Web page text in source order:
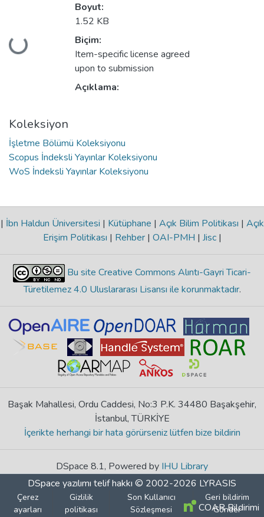
Boyut:
1.52 KB
Biçim:
Item-specific license agreed
upon to submission
Açıklama:
Koleksiyon
İşletme Bölümü Koleksiyonu
Scopus İndeksli Yayınlar Koleksiyonu
WoS İndeksli Yayınlar Koleksiyonu
| İbn Haldun Üniversitesi | Kütüphane | Açık Bilim Politikası | Açık
Erişim Politikası | Rehber | OAI-PMH | Jisc |
Bu site Creative Commons Alıntı-Gayri Ticari-
Türetilemez 4.0 Uluslararası Lisansı ile korunmaktadır.
Başak Mahallesi, Ordu Caddesi, No:3 P.K. 34480 Başakşehir,
İstanbul, TÜRKİYE
İçerikte herhangi bir hata görürseniz lütfen bize bildirin
DSpace 8.1, Powered by IHU Library
DSpace yazılımı telif hakkı © 2002-2026 LYRASIS
Çerez
ayarları
Gizlilik
politikası
Son Kullanıcı
Sözleşmesi
Geri bildirim
Gönder
COAR Bildirimi